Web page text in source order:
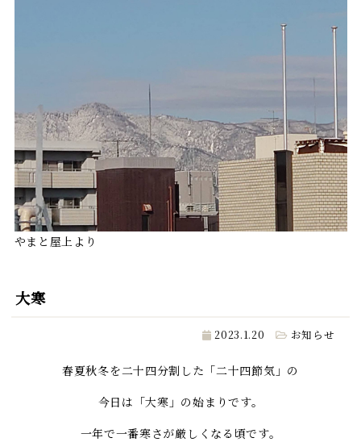
やまと屋上より
大寒
2023.1.20 お知らせ
春夏秋冬を二十四分割した「二十四節気」の
今日は「大寒」の始まりです。
一年で一番寒さが厳しくなる頃です。